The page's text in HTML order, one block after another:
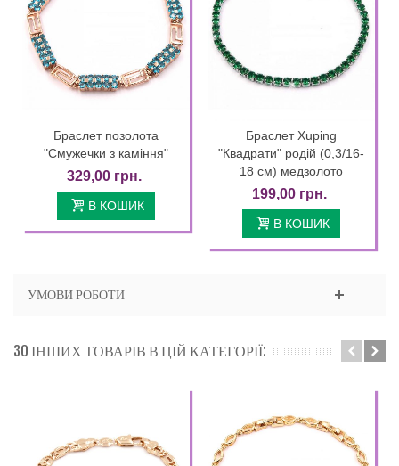
Браслет позолота
"Смужечки з каміння"
329,00 грн.
В КОШИК
Браслет Xuping
"Квадрати" родій (0,3/16-
18 см) медзолото
199,00 грн.
В КОШИК
УМОВИ РОБОТИ
30 ІНШИХ ТОВАРІВ В ЦІЙ КАТЕГОРІЇ: